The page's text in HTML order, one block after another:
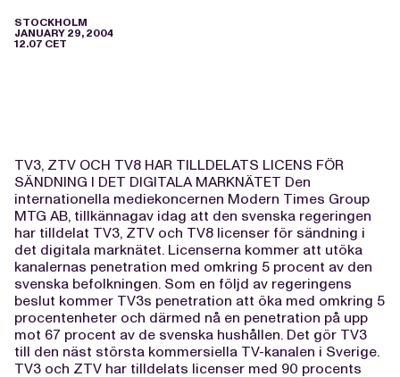
STOCKHOLM
JANUARY 29, 2004
12.07 CET
TV3, ZTV OCH TV8 HAR TILLDELATS LICENS FÖR
SÄNDNING I DET DIGITALA MARKNÄTET Den
internationella mediekoncernen Modern Times Group
MTG AB, tillkännagav idag att den svenska regeringen
har tilldelat TV3, ZTV och TV8 licenser för sändning i
det digitala marknätet. Licenserna kommer att utöka
kanalernas penetration med omkring 5 procent av den
svenska befolkningen. Som en följd av regeringens
beslut kommer TV3s penetration att öka med omkring 5
procentenheter och därmed nå en penetration på upp
mot 67 procent av de svenska hushållen. Det gör TV3
till den näst största kommersiella TV-kanalen i Sverige.
TV3 och ZTV har tilldelats licenser med 90 procents